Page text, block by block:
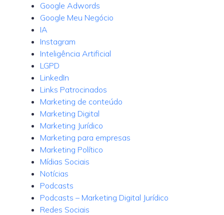
Google Adwords
Google Meu Negócio
IA
Instagram
Inteligência Artificial
LGPD
LinkedIn
Links Patrocinados
Marketing de conteúdo
Marketing Digital
Marketing Jurídico
Marketing para empresas
Marketing Político
Mídias Sociais
Notícias
Podcasts
Podcasts – Marketing Digital Jurídico
Redes Sociais